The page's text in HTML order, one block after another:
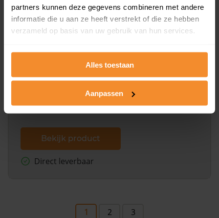
partners kunnen deze gegevens combineren met andere
informatie die u aan ze heeft verstrekt of die ze hebben
verzameld op basis van uw gebruik van hun services.
Alles toestaan
Aanpassen
Kadastrale kaart pakket
Alleen globale ligging perceel
omliggende percelen met de kadastrale erfgrenzen,
dit inclusief de luchtfoto!
Bekijk product
Direct leverbaar
1 2 3